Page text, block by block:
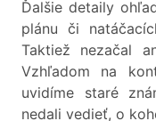
Ďalšie detaily
plánu či
Taktiež nezačal
Vzhľadom na
uvidíme staré
nedali vedieť, o